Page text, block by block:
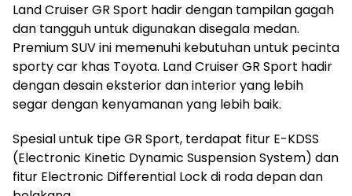
Land Cruiser GR Sport hadir dengan tampilan gagah
dan tangguh untuk digunakan disegala medan.
Premium SUV ini memenuhi kebutuhan untuk pecinta
sporty car khas Toyota. Land Cruiser GR Sport hadir
dengan desain eksterior dan interior yang lebih
segar dengan kenyamanan yang lebih baik.
Spesial untuk tipe GR Sport, terdapat fitur E-KDSS
(Electronic Kinetic Dynamic Suspension System) dan
fitur Electronic Differential Lock di roda depan dan